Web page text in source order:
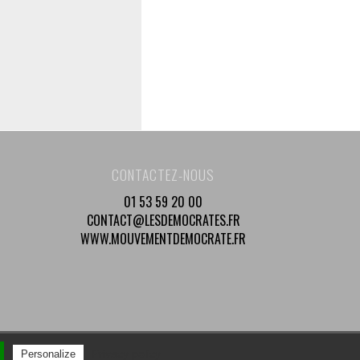
CONTACTEZ-NOUS
01 53 59 20 00
CONTACT@LESDEMOCRATES.FR
WWW.MOUVEMENTDEMOCRATE.FR
Personalize